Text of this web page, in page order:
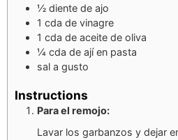
½ diente de ajo
1 cda de vinagre
1 cda de aceite de oliva
¼ cda de ají en pasta
sal a gusto
Instructions
Para el remojo:
Lavar los garbanzos y dejar